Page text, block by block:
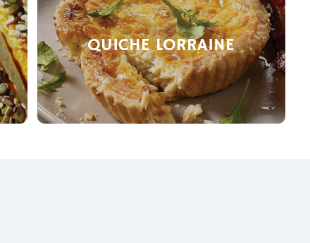
QUICHE LORRAINE